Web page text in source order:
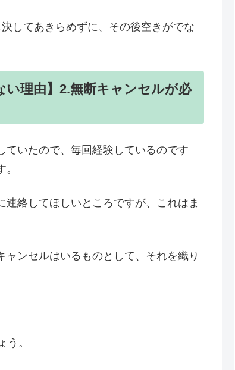
してあきらめずに、その後空きがでな
い理由】2.無断キャンセルが必
いたので、毎回経験しているのです
絡してほしいところですが、これはま
ンセルはいるものとして、それを織り
。